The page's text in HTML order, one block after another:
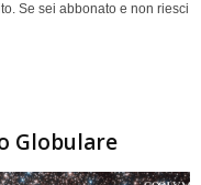
Se sei abbonato e non riesci
Globulare